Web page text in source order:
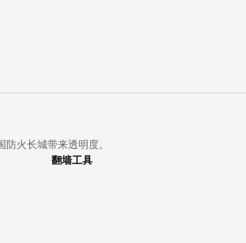
火长城带来透明度。
翻墙工具